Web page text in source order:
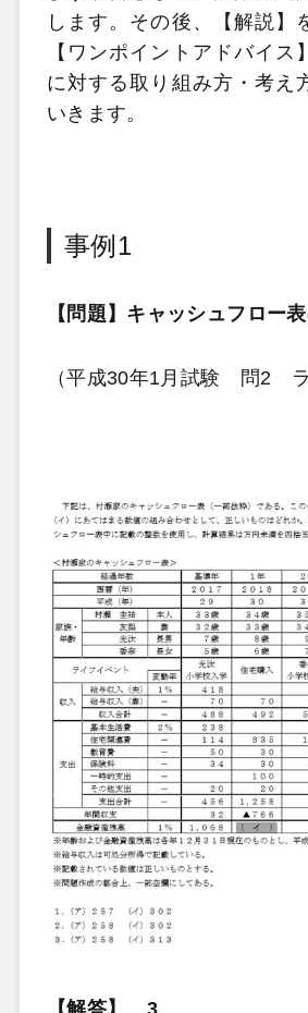
します。その後、【解説】
【ワンポイントアドバイス
に対する取り組み方・考え
いきます。
事例1
【問題】キャッシュフロー
（平成30年1月試験 問2 ラ